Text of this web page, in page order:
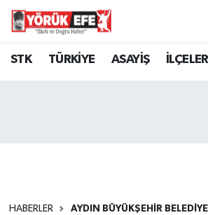
STK TÜRKİYE ASAYİŞ İLÇELER
HABERLER AYDIN BÜYÜKŞEHİR
Aydın Nöbetçi Eczaneler